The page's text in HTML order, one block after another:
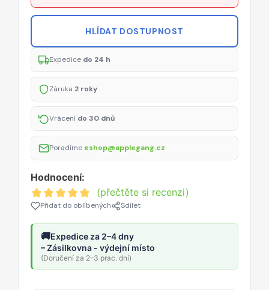
HLÍDAT DOSTUPNOST
Expedice do 24 h
Záruka 2 roky
Vrácení do 30 dnů
Poradíme eshop@applegang.cz
Hodnocení:
(přečtěte si recenzi)
Přidat do oblíbených Sdílet
🚚Expedice za 2–4 dny
– Zásilkovna - výdejní místo
(Doručení za 2–3 prac. dní)